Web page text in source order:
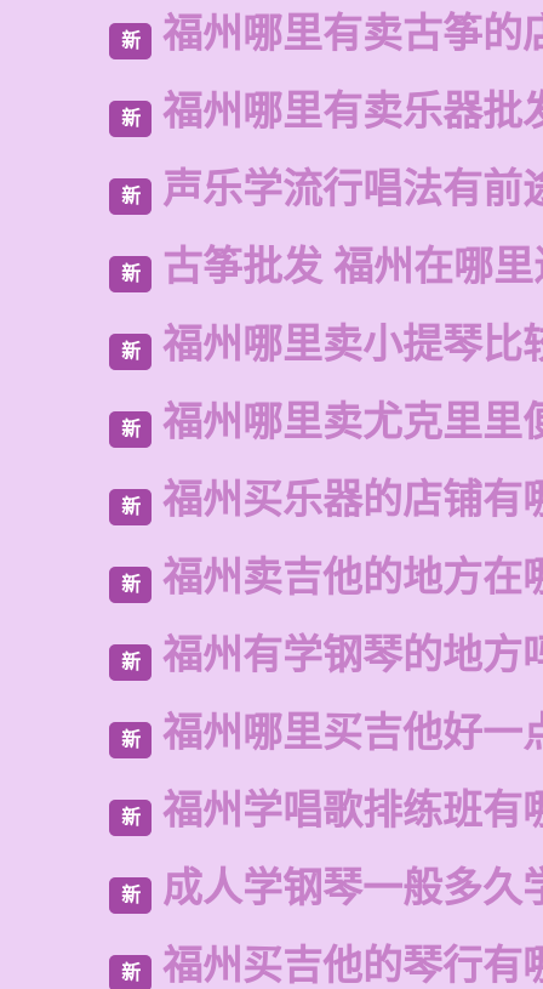
新 福州哪里有卖古筝的
新 福州哪里有卖乐器批
新 声乐学流行唱法有前
新 古筝批发 福州在哪
新 福州哪里卖小提琴比
新 福州哪里卖尤克里里
新 福州买乐器的店铺有
新 福州卖吉他的地方在
新 福州有学钢琴的地方
新 福州哪里买吉他好一
新 福州学唱歌排练班有
新 成人学钢琴一般多久
新 福州买吉他的琴行有